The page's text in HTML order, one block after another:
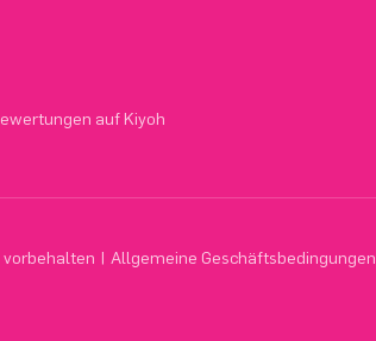
auf Kiyoh
| Allgemeine Geschäftsbedingungen